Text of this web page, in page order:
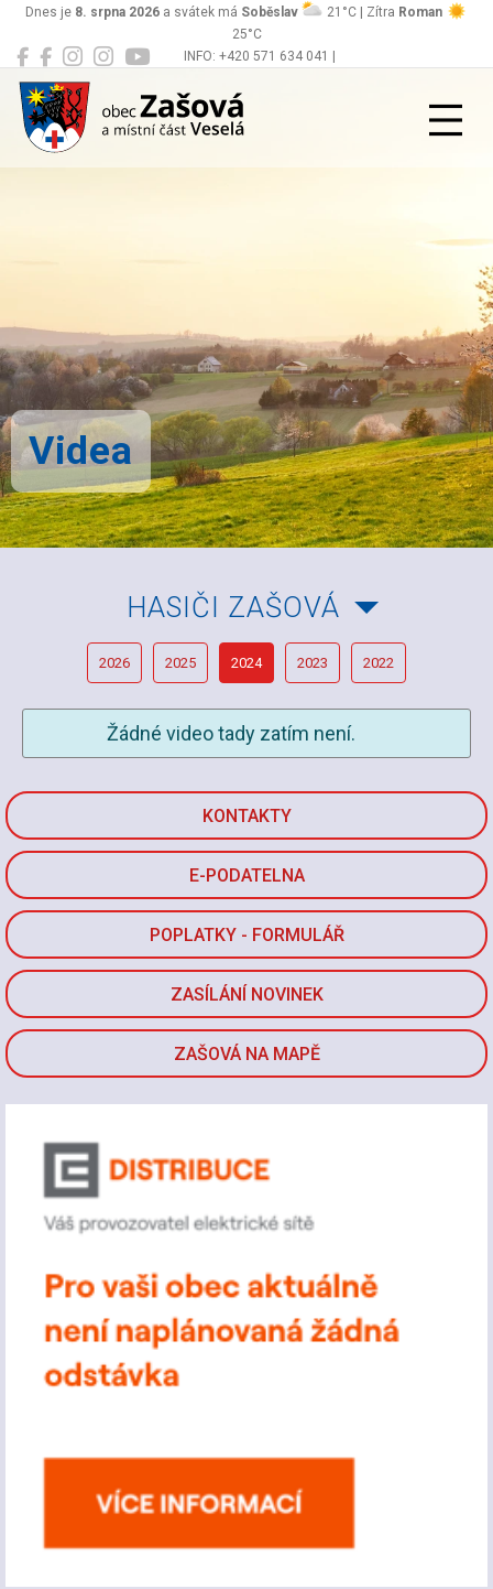
INFO: +420 571 634 041 |
Dnes je 8. srpna 2026 a svátek má Soběslav 21°C | Zítra Roman
25°C
Zašová
Videa
KONTAKTY
E-PODATELNA
POPLATKY - FORMULÁŘ
ZASÍLÁNÍ NOVINEK
ZAŠOVÁ NA MAPĚ
HASIČI ZAŠOVÁ
2026 2025 2024 2023 2022
Žádné video tady zatím není.